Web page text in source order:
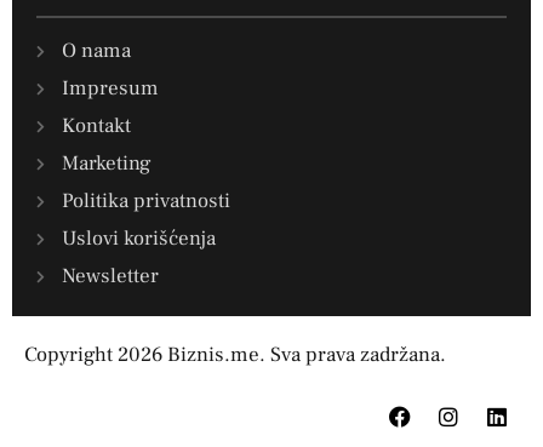
O nama
Impresum
Kontakt
Marketing
Politika privatnosti
Uslovi korišćenja
Newsletter
Copyright 2026 Biznis.me. Sva prava zadržana.